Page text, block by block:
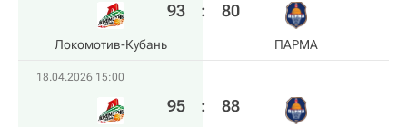
Локомотив-Кубань
93 : 80
ПАРМА
18.04.2026 15:00
95 : 88